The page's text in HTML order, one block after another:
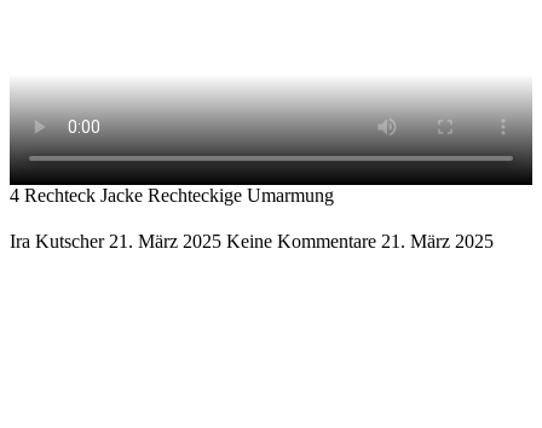
4 Rechteck Jacke Rechteckige Umarmung
Ira Kutscher21. März 2025 Keine Kommentare 21. März 2025